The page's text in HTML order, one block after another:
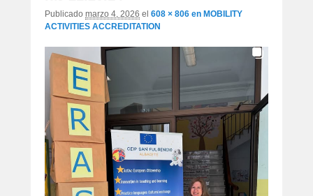
Publicado marzo 4, 2026 el 608 × 806 en MOBILITY
ACTIVITIES ACCREDITATION